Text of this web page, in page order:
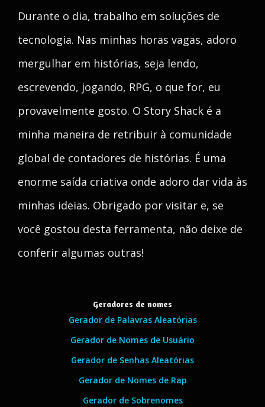
Durante o dia, trabalho em soluções de
tecnologia. Nas minhas horas vagas, adoro
mergulhar em histórias, seja lendo,
escrevendo, jogando, RPG, o que for, eu
provavelmente gosto. O Story Shack é a
minha maneira de retribuir à comunidade
global de contadores de histórias. É uma
enorme saída criativa onde adoro dar vida às
minhas ideias. Obrigado por visitar e, se
você gostou desta ferramenta, não deixe de
conferir algumas outras!
Geradores de nomes
Gerador de Palavras Aleatórias
Gerador de Nomes de Usuário
Gerador de Senhas Aleatórias
Gerador de Nomes de Rap
Gerador de Sobrenomes